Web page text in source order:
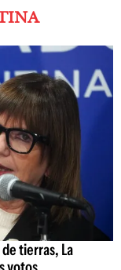
tierras, La